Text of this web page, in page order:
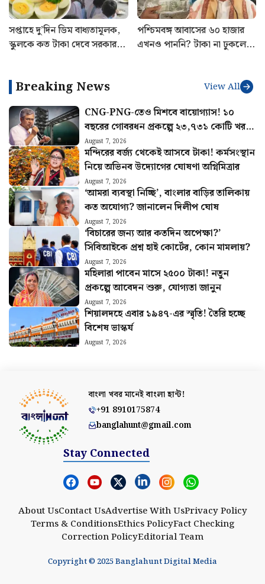
সপ্তাহে দু’দিন ডিম বাধ্যতামূলক,
স্কুলকে কত টাকা দেবে সরকার?
পশ্চিমবঙ্গ আবাসের ৬০ হাজার
এখনও পাননি? টাকা না ঢুকলে
Breaking News View All
CNG-PNG-তেও মিশবে বায়োগ্যাস! ১০
বছরের গোবরধন প্রকল্পে ২৩,৭৩১ কোটি খরচ
করবে কেন্দ্র
August 7, 2026
মন্দিরের বর্জ্য থেকেই আসবে টাকা! কর্মসংস্থান
নিয়ে অভিনব উদ্যোগের ঘোষণা অগ্নিমিত্রার
August 7, 2026
‘আমরা ব্যবস্থা নিচ্ছি’, বাংলার বাড়ির তালিকায়
কত অযোগ্য? জানালেন দিলীপ ঘোষ
August 7, 2026
‘বিচারের জন্য আর কতদিন অপেক্ষা?’
সিবিআইকে প্রশ্ন হাই কোর্টের, কোন মামলায়?
August 7, 2026
মহিলারা পাবেন মাসে ২৫০০ টাকা! নতুন
প্রকল্পে আবেদন শুরু, যোগ্যতা জানুন
August 7, 2026
শিয়ালদহে এবার ১৯৪৭-এর স্মৃতি! তৈরি হচ্ছে
বিশেষ ভাস্কর্য
August 7, 2026
বাংলা খবর মানেইবাংলা হান্ট!
+91 8910175874
banglahunt@gmail.com
Stay Connected
About UsContact UsAdvertise With UsPrivacy Policy
Terms & ConditionsEthics PolicyFact Checking
Correction PolicyEditorial Team
Copyright © 2025 Banglahunt Digital Media